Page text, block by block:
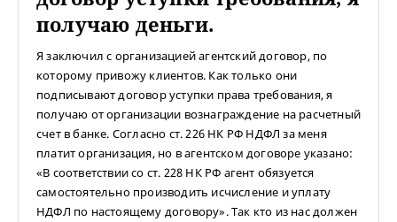
получаю деньги.
Я заключил с организацией агентский договор, по
которому привожу клиентов. Как только они
подписывают договор уступки права требования, я
получаю от организации вознаграждение на расчетный
счет в банке. Согласно ст. 226 НК РФ НДФЛ за меня
платит организация, но в агентском договоре указано:
«В соответствии со ст. 228 НК РФ агент обязуется
самостоятельно производить исчисление и уплату
НДФЛ по настоящему договору». Так кто из нас должен